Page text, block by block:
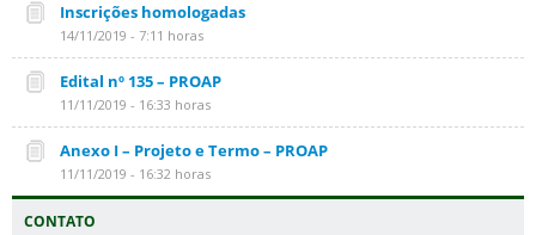
Inscrições homologadas
14/11/2019 - 7:11 horas
Edital nº 135 – PROAP
11/11/2019 - 16:33 horas
Anexo I – Projeto e Termo – PROAP
11/11/2019 - 16:32 horas
CONTATO